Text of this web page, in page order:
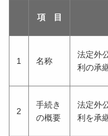
項 目
1 名称
法定外
利の承
2
手続き
の概要
法定外
利を承